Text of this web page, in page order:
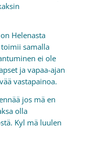
Helenasta
samalla
ei ole
ja vapaa-ajan
vastapainoa.
jos mä en
olla
Kyl mä luulen